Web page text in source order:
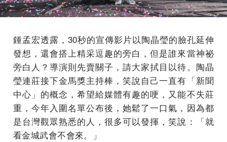
鍾孟宏透露，30秒的宣傳影片以陶晶瑩的臉孔延伸
發想，還會搭上精采逗趣的旁白，但是誰來當神祕
旁白人？導演則先賣關子，請大家拭目以待。陶晶
瑩連莊接下金馬獎主持棒，笑說自己一直有「新聞
中心」的概念，希望給媒體有趣的哽，又能不失莊
重，今年入圍名單公布後，她鬆了一口氣，因為都
是台灣觀眾熟悉的人，很多可以發揮，笑說：「就
看金城武會不會來。」